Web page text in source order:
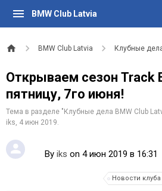
BMW Club Latvia
BMW Club Latvia Клубные
Открываем сезон Track
пятницу, 7го июня!
Тема в разделе " Клубные дела BMW Club
iks, 4 июн 2019.
By iks on 4 июн 2019 в 16:31
Новости клуба